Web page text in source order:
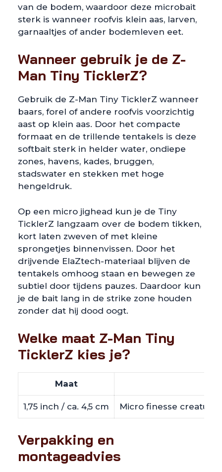
van de bodem, waardoor deze microbait
sterk is wanneer roofvis klein aas, larven,
garnaaltjes of ander bodemleven eet.
Wanneer gebruik je de Z-
Man Tiny TicklerZ?
Gebruik de Z-Man Tiny TicklerZ wanneer
baars, forel of andere roofvis voorzichtig
aast op klein aas. Door het compacte
formaat en de trillende tentakels is deze
softbait sterk in helder water, ondiepe
zones, havens, kades, bruggen,
stadswater en stekken met hoge
hengeldruk.
Op een micro jighead kun je de Tiny
TicklerZ langzaam over de bodem tikken,
kort laten zweven of met kleine
sprongetjes binnenvissen. Door het
drijvende ElaZtech-materiaal blijven de
tentakels omhoog staan en bewegen ze
subtiel door tijdens pauzes. Daardoor kun
je de bait lang in de strike zone houden
zonder dat hij dood oogt.
Welke maat Z-Man Tiny
TicklerZ kies je?
Maat
1,75 inch / ca. 4,5 cm Micro finesse
Verpakking en
montageadvies